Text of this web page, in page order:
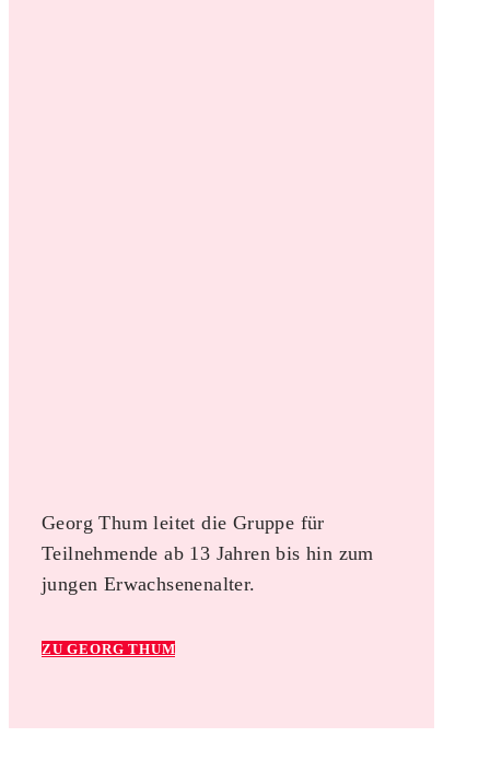
Georg Thum leitet die Gruppe für
Teilnehmende ab 13 Jahren bis hin zum
jungen Erwachsenenalter.
ZU GEORG THUM